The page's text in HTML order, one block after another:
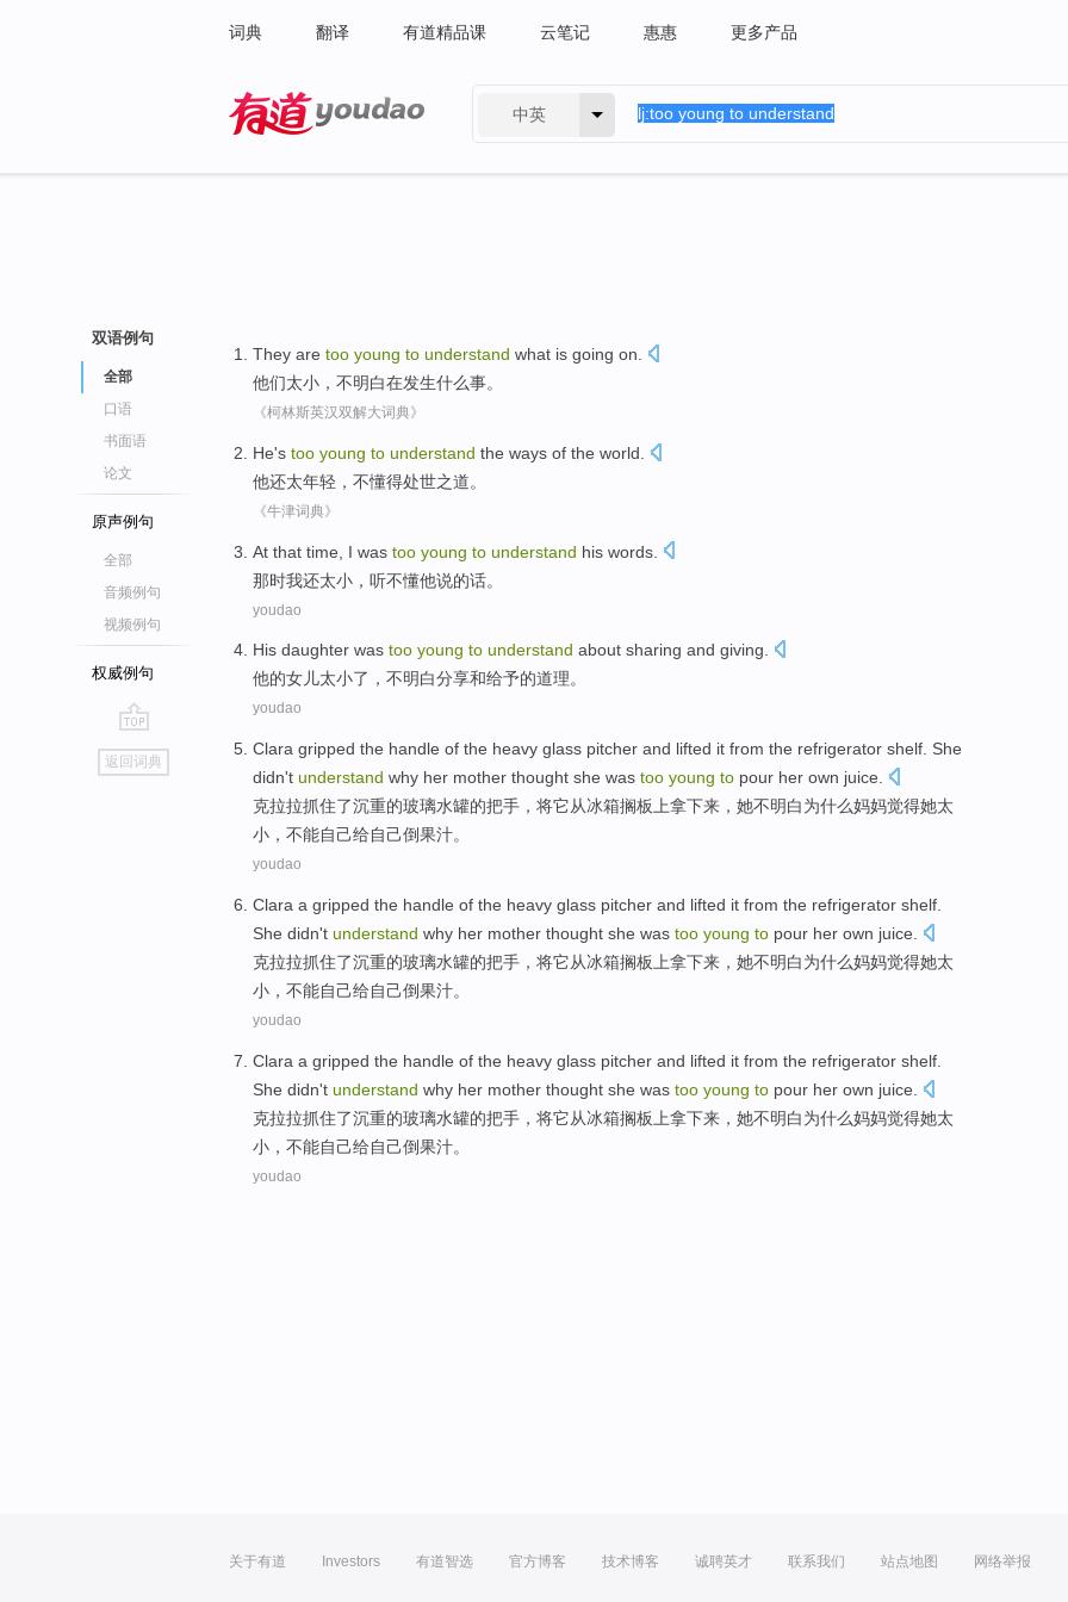
词典 翻译 有道精品课 云笔记 惠惠 更多产品
中英
双语例句
全部
口语
书面语
论文
原声例句
全部
音频例句
视频例句
权威例句
go
top
返回词典
They are too young to understand what is going on
他们太小 ， 不明白在发生什么事。
《柯林斯英汉双解大词典》
He's too young to understand the ways of the world.
他还太年轻 ，不懂得处世之道。
《牛津词典》
At that time, I was too young to understand his words.
那时我还太小，听不懂他说的话。
youdao
His daughter was too young to understand about sharing and giving.
他的女儿太小了，不明白分享和给予的道理。
youdao
Clara gripped the handle of the heavy glass pitcher and lifted it from the refrigerator shelf She
didn't understand why her mother thought she was too young to pour her own juice
克拉拉抓住了沉重的玻璃水罐的把手 ，将它从冰箱搁板上拿下来 ， 她不明白为什么妈妈觉得她太
小 ，不能自己给自己倒果汁。
youdao
Clara a gripped the handle of the heavy glass pitcher and lifted it from the refrigerator shelf
She didn't understand why her mother thought she was too young to pour her own juice
克拉拉抓住了沉重的玻璃水罐的把手 ，将它从冰箱搁板上拿下来 ， 她不明白为什么妈妈觉得她太
小 ，不能自己给自己倒果汁。
youdao
Clara a gripped the handle of the heavy glass pitcher and lifted it from the refrigerator shelf
She didn't understand why her mother thought she was too young to pour her own juice
克拉拉抓住了沉重的玻璃水罐的把手 ，将它从冰箱搁板上拿下来 ， 她不明白为什么妈妈觉得她太
小 ，不能自己给自己倒果汁。
youdao
关于有道 Investors 有道智选 官方博客 技术博客 诚聘英才 联系我们 站点地图 网络举报